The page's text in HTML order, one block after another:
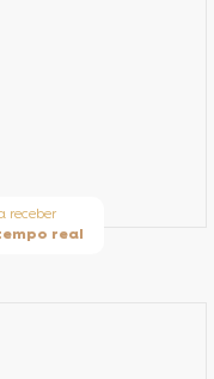
receber
real